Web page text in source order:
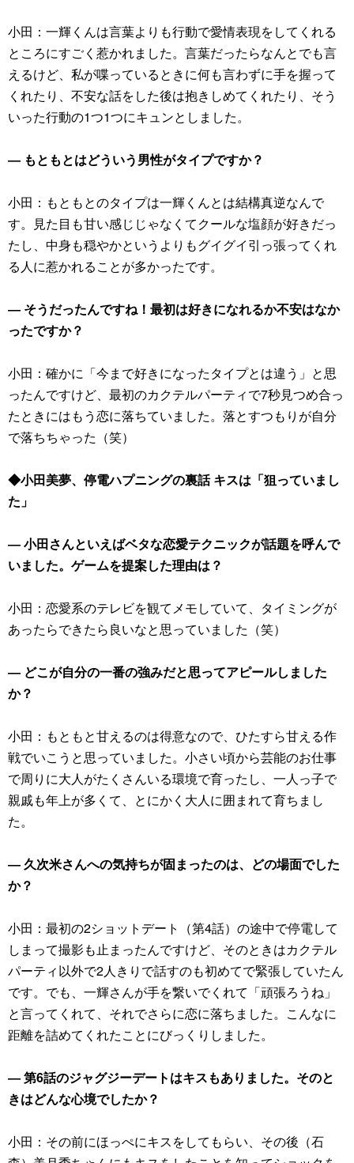
小田：一輝くんは言葉よりも行動で愛情表現をしてくれる
ところにすごく惹かれました。言葉だったらなんとでも言
えるけど、私が喋っているときに何も言わずに手を握って
くれたり、不安な話をした後は抱きしめてくれたり、そう
いった行動の1つ1つにキュンとしました。
― もともとはどういう男性がタイプですか？
小田：もともとのタイプは一輝くんとは結構真逆なんで
す。見た目も甘い感じじゃなくてクールな塩顔が好きだっ
たし、中身も穏やかというよりもグイグイ引っ張ってくれ
る人に惹かれることが多かったです。
― そうだったんですね！最初は好きになれるか不安はなか
ったですか？
小田：確かに「今まで好きになったタイプとは違う」と思
ったんですけど、最初のカクテルパーティで7秒見つめ合っ
たときにはもう恋に落ちていました。落とすつもりが自分
で落ちちゃった（笑）
◆小田美夢、停電ハプニングの裏話 キスは「狙っていまし
た」
― 小田さんといえばベタな恋愛テクニックが話題を呼んで
いました。ゲームを提案した理由は？
小田：恋愛系のテレビを観てメモしていて、タイミングが
あったらできたら良いなと思っていました（笑）
― どこが自分の一番の強みだと思ってアピールしました
か？
小田：もともと甘えるのは得意なので、ひたすら甘える作
戦でいこうと思っていました。小さい頃から芸能のお仕事
で周りに大人がたくさんいる環境で育ったし、一人っ子で
親戚も年上が多くて、とにかく大人に囲まれて育ちまし
た。
― 久次米さんへの気持ちが固まったのは、どの場面でした
か？
小田：最初の2ショットデート（第4話）の途中で停電して
しまって撮影も止まったんですけど、そのときはカクテル
パーティ以外で2人きりで話すのも初めてで緊張していたん
です。でも、一輝さんが手を繋いでくれて「頑張ろうね」
と言ってくれて、それでさらに恋に落ちました。こんなに
距離を詰めてくれたことにびっくりしました。
― 第6話のジャグジーデートはキスもありました。そのと
きはどんな心境でしたか？
小田：その前にほっぺにキスをしてもらい、その後（石